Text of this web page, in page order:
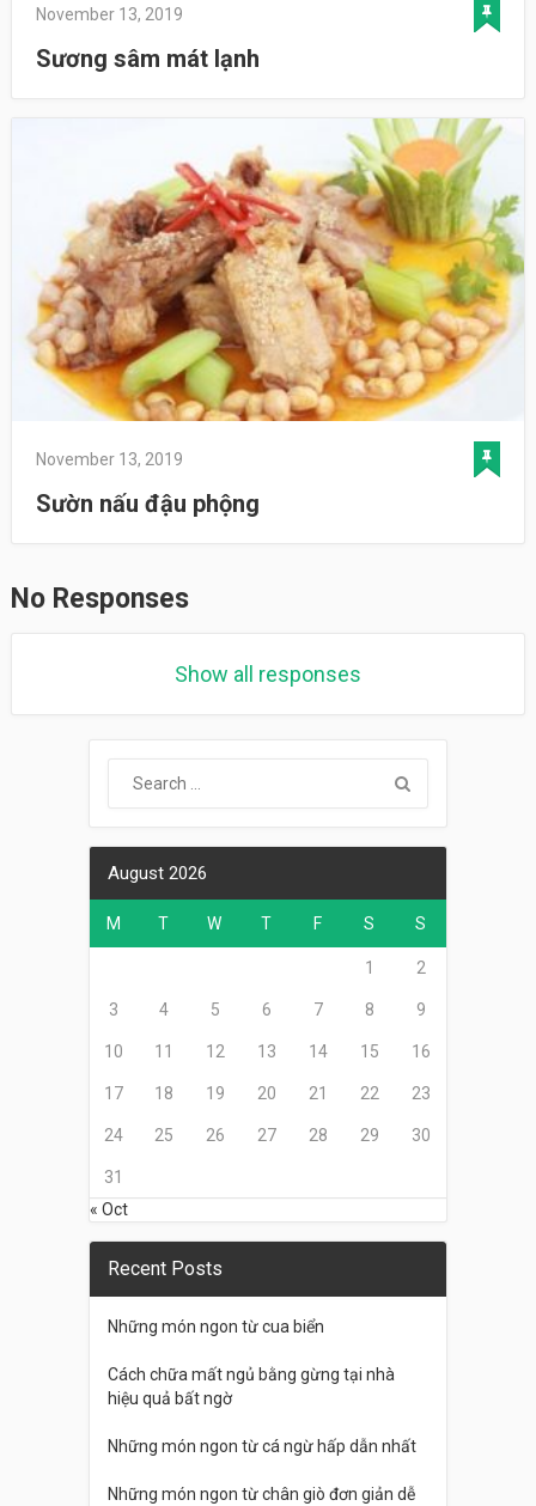
November 13, 2019
Sương sâm mát lạnh
November 13, 2019
Sườn nấu đậu phộng
No Responses
Show all responses
August 2026
M T W T F S S
1 2
3 4 5 6 7 8 9
10 11 12 13 14 15 16
17 18 19 20 21 22 23
24 25 26 27 28 29 30
31
« Oct
Recent Posts
Những món ngon từ cua biển
Cách chữa mất ngủ bằng gừng tại nhà
hiệu quả bất ngờ
Những món ngon từ cá ngừ hấp dẫn nhất
Những món ngon từ chân giò đơn giản dễ